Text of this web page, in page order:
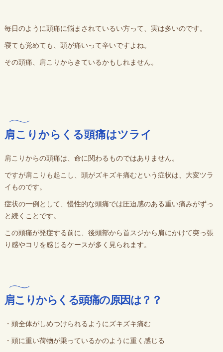
毎日のように頭痛に悩まされているい方って、実は多いのです。
寝ても覚めても、頭が痛いって辛いですよね。
その頭痛、肩こりからきているかもしれません。
肩こりからくる頭痛はツライ
肩こりからの頭痛は、命に関わるものではありません。
ですが肩こりも起こし、頭がズキズキ痛むという症状は、大変ツラ
イものです。
症状の一例として、慢性的な頭痛では圧迫感のある重い痛みがずっ
と続くことです。
この頭痛が発症する前に、後頭部から首スジから肩にかけて突っ張
り感やコリを感じるケースが多く見られます。
肩こりからくる頭痛の原因は？？
・頭全体がしめつけられるようにズキズキ痛む
・頭に重い荷物が乗っているかのように重く感じる